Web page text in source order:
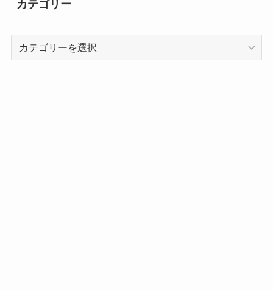
カテゴリー